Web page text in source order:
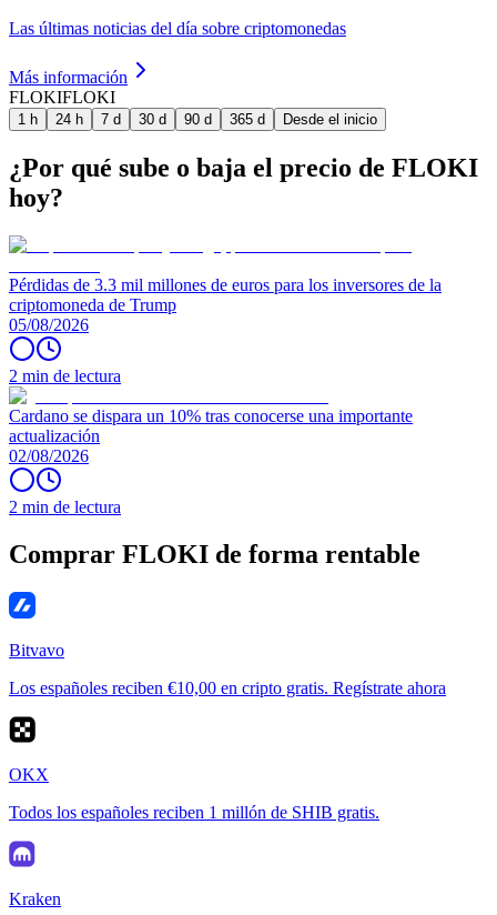
Las últimas noticias del día sobre criptomonedas
Más información
FLOKIFLOKI
1 h 24 h 7 d 30 d 90 d 365 d Desde el inicio
¿Por qué sube o baja el precio de FLOKI
hoy?
Pérdidas de 3.3 mil millones de euros para los inversores de la
criptomoneda de Trump
05/08/2026
2 min de lectura
Cardano se dispara un 10% tras conocerse una importante
actualización
02/08/2026
2 min de lectura
Comprar FLOKI de forma rentable
Bitvavo
Los españoles reciben €10,00 en cripto gratis. Regístrate ahora
OKX
Todos los españoles reciben 1 millón de SHIB gratis.
Kraken